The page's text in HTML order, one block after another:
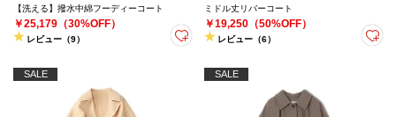
【洗える】撥水中綿フーディーコート
￥25,179（30%OFF）
レビュー（9）
ミドル丈リバーコート
￥19,250（50%OFF）
レビュー（6）
SALE SALE